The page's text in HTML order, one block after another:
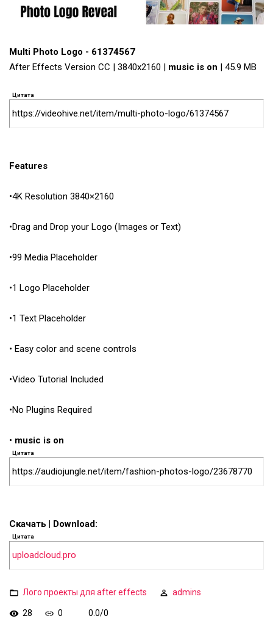
Multi Photo Logo - 61374567
After Effects Version CC | 3840x2160 | music is on | 45.9 MB
Цитата
https://videohive.net/item/multi-photo-logo/61374567
Features
•4K Resolution 3840×2160
•Drag and Drop your Logo (Images or Text)
•99 Media Placeholder
•1 Logo Placeholder
•1 Text Placeholder
• Easy color and scene controls
•Video Tutorial Included
•No Plugins Required
• music is on
Цитата
https://audiojungle.net/item/fashion-photos-logo/23678770
Скачать | Download:
Цитата
uploadcloud.pro
Лого проекты для after effects admins
28 0 0.0/0